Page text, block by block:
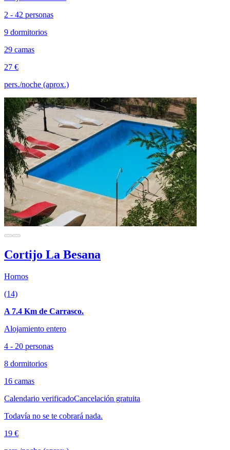
2 - 42 personas
9 dormitorios
29 camas
27 €
pers./noche (aprox.)
Cortijo La Besana
Hornos
(14)
A 7.4 Km de Carrasco.
Alojamiento entero
4 - 20 personas
8 dormitorios
16 camas
Calendario verificadoCancelación gratuita
Todavía no se te cobrará nada.
19 €